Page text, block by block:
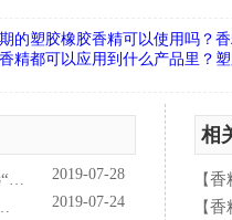
的塑胶橡胶香精可以使用吗？
精都可以应用到什么产品里？
2019-07-28
2019-07-24
相
【香
【香